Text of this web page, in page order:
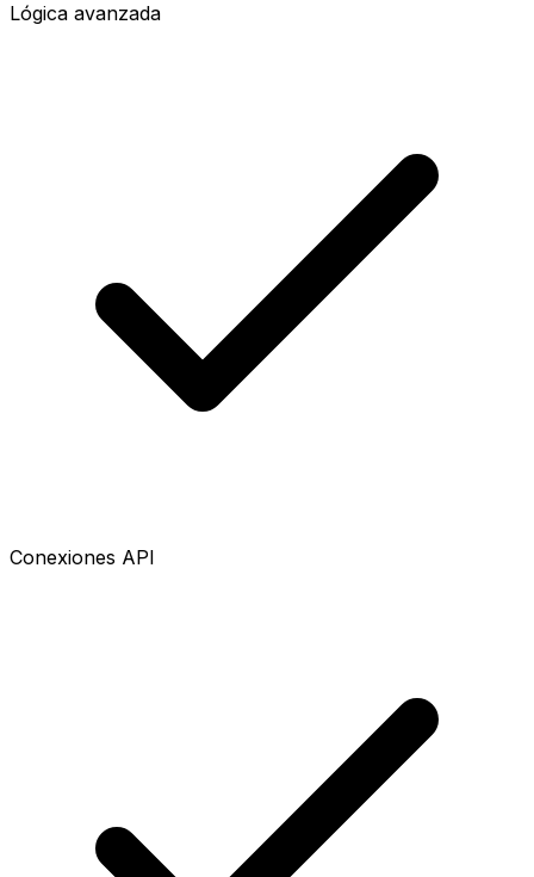
Lógica avanzada
Conexiones API